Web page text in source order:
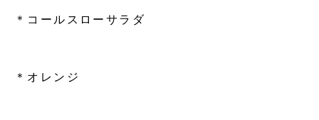
＊コールスローサラダ
＊オレンジ